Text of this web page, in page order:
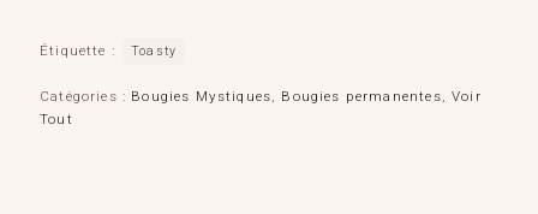
Étiquette : Toasty
Catégories : Bougies Mystiques, Bougies permanentes,Voir
Tout